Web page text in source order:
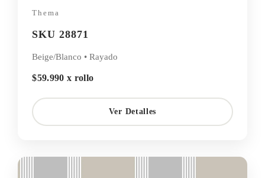
Thema
SKU 28871
Beige/Blanco • Rayado
$59.990 x rollo
Ver Detalles